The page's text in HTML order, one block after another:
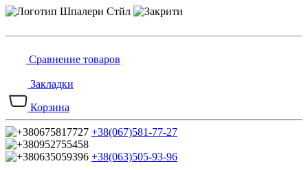
Сравнение товаров
Закладки
Корзина
+38(067)581-77-27
+38(063)505-93-96